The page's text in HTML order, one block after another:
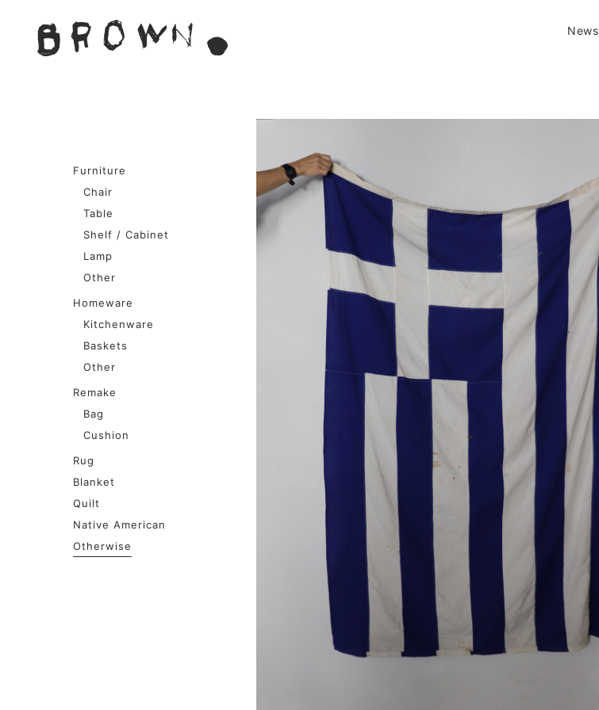
content
BROWN. | 京都 二条新町の生活雑貨店
News
Furniture
Chair
Table
Shelf / Cabinet
Lamp
Other
Homeware
Kitchenware
Baskets
Other
Remake
Bag
Cushion
Rug
Blanket
Quilt
Native American
Otherwise